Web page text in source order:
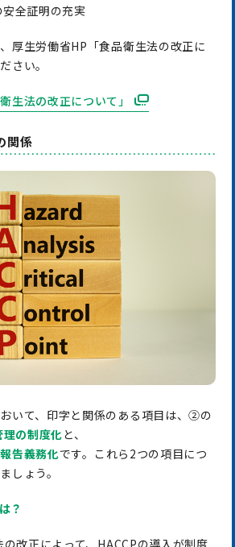
安全証明の充実
厚生労働省HP「食品衛生法の改正に
さい。
生法の改正について」
関係
いて、印字と関係のある項目は、②の
理の制度化と、
告義務化です。これら2つの項目につ
しょう。
？
改正によって、HACCPの導入が制度